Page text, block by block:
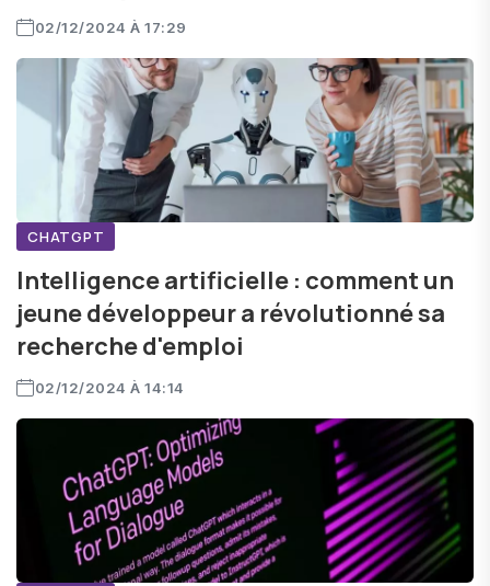
02/12/2024 À 17:29
CHATGPT
Intelligence artificielle : comment un
jeune développeur a révolutionné sa
recherche d'emploi
02/12/2024 À 14:14